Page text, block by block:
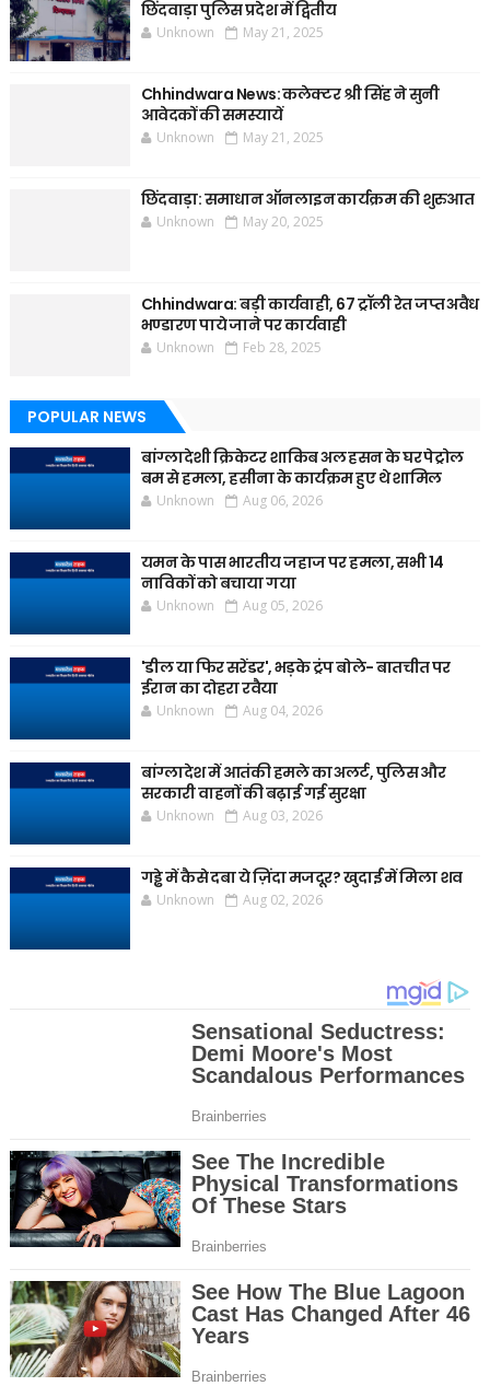
छिंदवाड़ा पुलिस प्रदेश में द्वितीय
Unknown May 21, 2025
Chhindwara News: कलेक्टर श्री सिंह ने सुनी
आवेदकों की समस्यायें
Unknown May 21, 2025
छिंदवाड़ा: समाधान ऑनलाइन कार्यक्रम की शुरुआत
Unknown May 20, 2025
Chhindwara: बड़ी कार्यवाही, 67 ट्रॉली रेत जप्त अवैध
भण्डारण पाये जाने पर कार्यवाही
Unknown Feb 28, 2025
POPULAR NEWS
बांग्लादेशी क्रिकेटर शाकिब अल हसन के घर पेट्रोल
बम से हमला, हसीना के कार्यक्रम हुए थे शामिल
Unknown Aug 06, 2026
यमन के पास भारतीय जहाज पर हमला, सभी 14
नाविकों को बचाया गया
Unknown Aug 05, 2026
'डील या फिर सरेंडर', भड़के ट्रंप बोले- बातचीत पर
ईरान का दोहरा रवैया
Unknown Aug 04, 2026
बांग्लादेश में आतंकी हमले का अलर्ट, पुलिस और
सरकारी वाहनों की बढ़ाई गई सुरक्षा
Unknown Aug 03, 2026
गड्ढे में कैसे दबा ये ज़िंदा मजदूर? खुदाई में मिला शव
Unknown Aug 02, 2026